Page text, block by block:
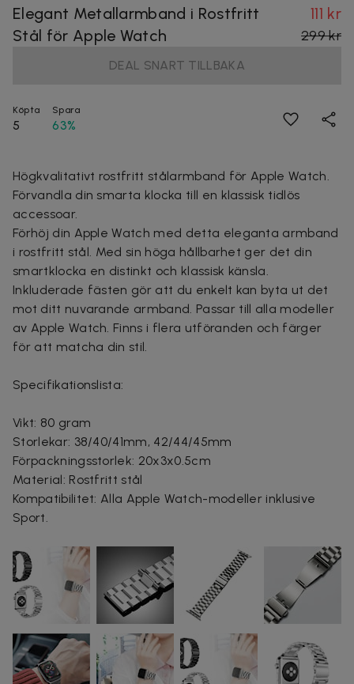
Elegant Metallarmband i Rostfritt
Stål för Apple Watch
111 kr
299 kr
DEAL SNART TILLBAKA
Köpta
5
Spara
63%
Högkvalitativt rostfritt stålarmband för Apple Watch.
Förvandla din smarta klocka till en klassisk tidlös
accessoar.
Förhöj din Apple Watch med detta eleganta armband
i rostfritt stål. Med sin höga hållbarhet ger det din
smartklocka en distinkt och klassisk känsla.
Inkluderade fästen gör att du enkelt kan byta ut det
mot ditt nuvarande armband. Passar till alla modeller
av Apple Watch. Finns i flera utföranden och färger
för att matcha din stil.
Specifikationslista:
Vikt: 80 gram
Storlekar: 38/40/41mm, 42/44/45mm
Förpackningsstorlek: 20x3x0.5cm
Material: Rostfritt stål
Kompatibilitet: Alla Apple Watch-modeller inklusive
Sport.